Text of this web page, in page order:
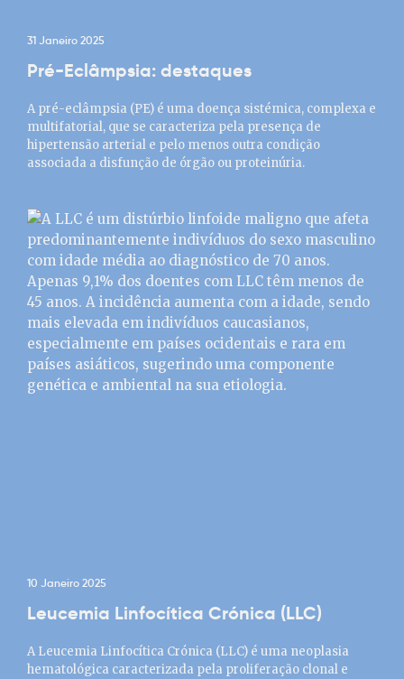
31 Janeiro 2025
Pré-Eclâmpsia: destaques
A pré-eclâmpsia (PE) é uma doença sistémica, complexa e
multifatorial, que se caracteriza pela presença de
hipertensão arterial e pelo menos outra condição
associada a disfunção de órgão ou proteinúria.
10 Janeiro 2025
Leucemia Linfocítica Crónica (LLC)
A Leucemia Linfocítica Crónica (LLC) é uma neoplasia
hematológica caracterizada pela proliferação clonal e